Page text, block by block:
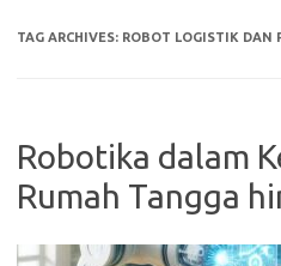
TAG ARCHIVES: ROBOT LOGISTIK DAN
Robotika dalam
Rumah Tangga